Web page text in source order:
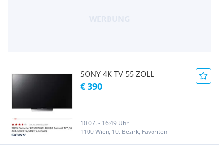
SONY 4K TV 55 ZOLL
€ 390
10.07. - 16:49 Uhr
1100 Wien, 10. Bezirk, Favoriten